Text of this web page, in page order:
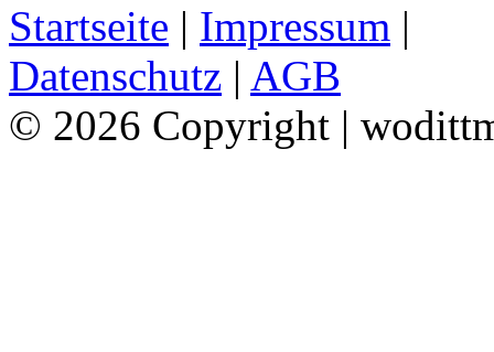
Startseite | Impressum |
Datenschutz | AGB
© 2026 Copyright |